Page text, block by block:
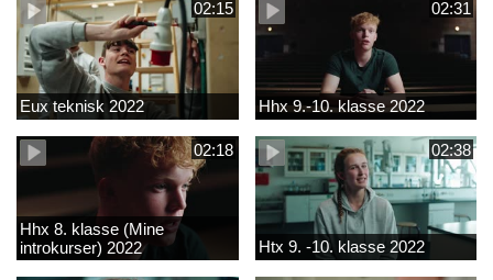
02:15
Eux teknisk 2022
02:31
Hhx 9.-10. klasse 2022
02:18
Hhx 8. klasse (Mine
introkurser) 2022
02:38
Htx 9. -10. klasse 2022